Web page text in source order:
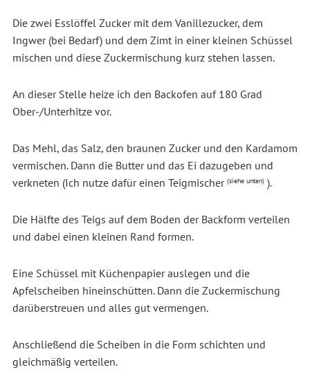
Die zwei Esslöffel Zucker mit dem Vanillezucker, dem
Ingwer (bei Bedarf) und dem Zimt in einer kleinen Schüssel
mischen und diese Zuckermischung kurz stehen lassen.
An dieser Stelle heize ich den Backofen auf 180 Grad
Ober-/Unterhitze vor.
Das Mehl, das Salz, den braunen Zucker und den Kardamom
vermischen. Dann die Butter und das Ei dazugeben und
verkneten (Ich nutze dafür einen Teigmischer (siehe unten)).
Die Hälfte des Teigs auf dem Boden der Backform verteilen
und dabei einen kleinen Rand formen.
Eine Schüssel mit Küchenpapier auslegen und die
Apfelscheiben hineinschütten. Dann die Zuckermischung
darüberstreuen und alles gut vermengen.
Anschließend die Scheiben in die Form schichten und
gleichmäßig verteilen.